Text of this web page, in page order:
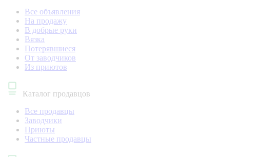
Все объявления
На продажу
В добрые руки
Вязка
Потерявшиеся
От заводчиков
Из приютов
Каталог продавцов
Все продавцы
Заводчики
Приюты
Частные продавцы